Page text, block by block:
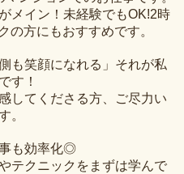
メイン！未経験でもOK!2時
の方にもおすすめです。
も笑顔になれる」それが私
す！
してくださる方、ご尽力い
。
も効率化◎
テクニックをまずは学んで